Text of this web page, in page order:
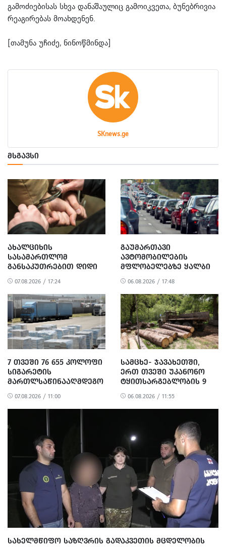
გამოძიებისას სხვა დანაშაულიც გამოიკვეთა, ბუნებრივია
რეაგირებას მოახდენენ.
[თამუნა უჩიძე, ნინოწმინდა]
SKnews.ge
ᲛᲡᲒᲐᲕᲡᲘ
ᲐᲮᲐᲚᲪᲘᲮᲘᲡ
ᲡᲐᲡᲐᲛᲐᲠᲗᲚᲝᲛ
ᲒᲐᲜᲡᲐᲙᲣᲗᲠᲔᲑᲘᲗ ᲓᲘᲓᲘ
ᲝᲓᲔᲜᲝᲑᲘᲗ
ᲒᲐᲓᲐᲡᲐᲮᲐᲓᲔᲑᲘᲡ ᲗᲐᲕᲘᲡ
ᲐᲠᲘᲓᲔᲑᲘᲡ, ᲓᲘᲓᲘ
ᲝᲓᲔᲜᲝᲑᲘᲗ
ᲗᲐᲦᲚᲘᲗᲝᲑᲘᲡ
ᲛᲪᲓᲔᲚᲝᲑᲘᲡ ᲓᲐ
ᲛᲝᲢᲧᲣᲔᲑᲘᲗ ᲥᲝᲜᲔᲑᲠᲘᲕᲘ
ᲓᲐᲖᲘᲐᲜᲔᲑᲘᲡ ᲤᲐᲥᲢᲔᲑᲖᲔ 1
07.08.2026 / 17:24
7 ᲗᲕᲔᲨᲘ 76 655 ᲙᲝᲚᲝᲤᲘ
ᲡᲘᲒᲐᲠᲔᲢᲘᲡ
ᲛᲐᲠᲗᲚᲡᲐᲬᲘᲜᲐᲐᲦᲛᲓᲔᲒᲝ
ᲨᲔᲜᲐᲮᲕᲐ-ᲠᲔᲐᲚᲘᲖᲐᲪᲘᲘᲡ
326 ᲤᲐᲥᲢᲘ ᲒᲐᲛᲝᲐᲕᲚᲘᲜᲔᲡ
07.08.2026 / 11:00
ᲒᲐᲣᲛᲐᲠᲗᲐᲕᲘ
ᲐᲕᲢᲝᲛᲝᲑᲘᲚᲔᲑᲘᲡ
ᲛᲤᲚᲝᲑᲔᲚᲔᲑᲖᲔ ᲧᲐᲚᲑᲘ
ᲪᲜᲝᲑᲔᲑᲘᲡ ᲒᲐᲪᲔᲛᲘᲡᲗᲕᲘᲡ
3 ᲞᲘᲠᲘ ᲓᲐᲐᲙᲐᲕᲔᲡ
06.08.2026 / 17:48
ᲡᲐᲛᲪᲮᲔ- ᲯᲐᲕᲐᲮᲔᲗᲨᲘ,
ᲔᲠᲗ ᲗᲕᲔᲨᲘ ᲣᲙᲐᲜᲝᲜᲝ
ᲢᲧᲘᲗᲡᲐᲠᲒᲔᲑᲚᲝᲑᲘᲡ 9
ᲤᲐᲥᲢᲘ ᲒᲐᲛᲝᲕᲚᲘᲜᲓᲐ
06.08.2026 / 11:55
ᲡᲐᲮᲔᲚᲛᲬᲘᲤᲝ ᲡᲐᲖᲦᲕᲠᲘᲡ ᲒᲐᲓᲐᲙᲕᲔᲗᲘᲡ ᲛᲪᲓᲔᲚᲝᲑᲘᲡ